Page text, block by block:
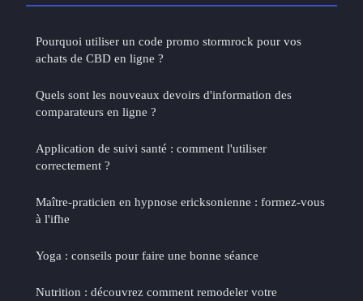
Pourquoi utiliser un code promo stormrock pour vos
achats de CBD en ligne ?
Quels sont les nouveaux devoirs d'information des
comparateurs en ligne ?
Application de suivi santé : comment l'utiliser
correctement ?
Maître-praticien en hypnose ericksonienne : formez-vous
à l'ifhe
Yoga : conseils pour faire une bonne séance
Nutrition : découvrez comment remodeler votre